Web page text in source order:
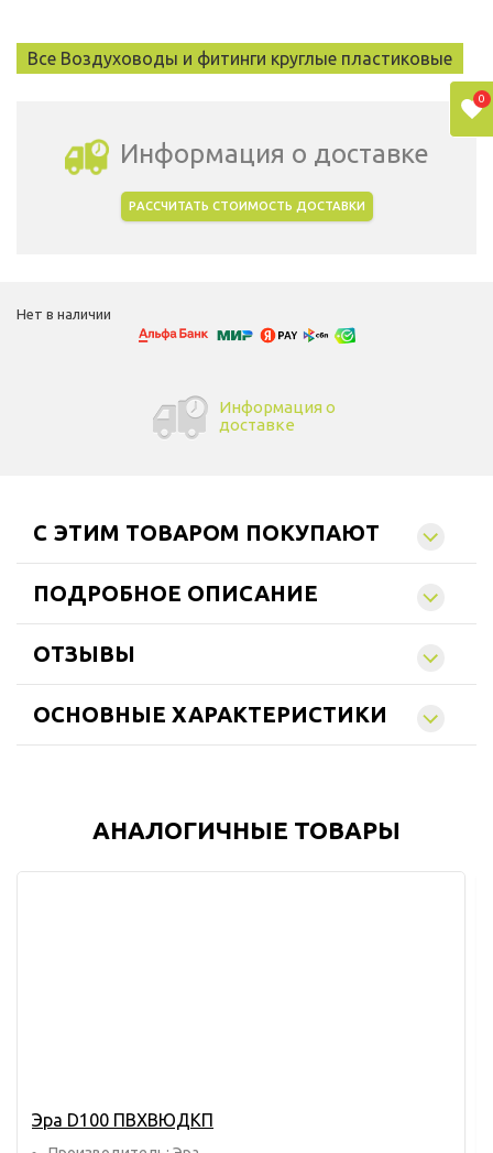
Все Воздуховоды и фитинги круглые пластиковые
Информация о доставке
РАССЧИТАТЬ СТОИМОСТЬ ДОСТАВКИ
Нет в наличии
Информация о
доставке
C ЭТИМ ТОВАРОМ ПОКУПАЮТ
ПОДРОБНОЕ ОПИСАНИЕ
ОТЗЫВЫ
ОСНОВНЫЕ ХАРАКТЕРИСТИКИ
АНАЛОГИЧНЫЕ ТОВАРЫ
Эра D100 ПВХВЮДКП
0